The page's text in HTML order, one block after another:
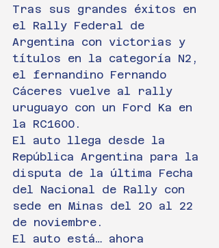
Tras sus grandes éxitos en
el Rally Federal de
Argentina con victorias y
títulos en la categoría N2,
el fernandino Fernando
Cáceres vuelve al rally
uruguayo con un Ford Ka en
la RC1600.
El auto llega desde la
República Argentina para la
disputa de la última Fecha
del Nacional de Rally con
sede en Minas del 20 al 22
de noviembre.
El auto está… ahora